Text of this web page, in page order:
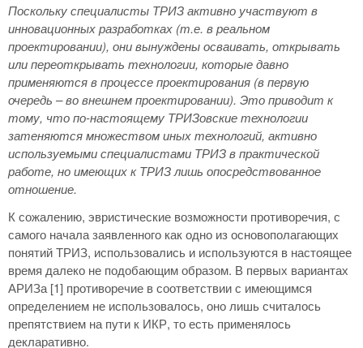
Поскольку специалисты ТРИЗ активно участвуют в
инновационных разработках (т.е. в реальном
проектировании), они вынуждены осваивать, открывать
или переоткрывать технологии, которые давно
применяются в процессе проектирования (в первую
очередь – во внешнем проектировании). Это приводит к
тому, что по-настоящему ТРИЗовские технологии
затеняются множеством иных технологий, активно
используемыми специалистами ТРИЗ в практической
работе, но имеющих к ТРИЗ лишь опосредствованное
отношение.
К сожалению, эвристические возможности противоречия, с
самого начала заявленного как одно из основополагающих
понятий ТРИЗ, использовались и используются в настоящее
время далеко не подобающим образом. В первых вариантах
АРИЗа [1] противоречие в соответствии с имеющимся
определением не использовалось, оно лишь считалось
препятствием на пути к ИКР, то есть применялось
декларативно.